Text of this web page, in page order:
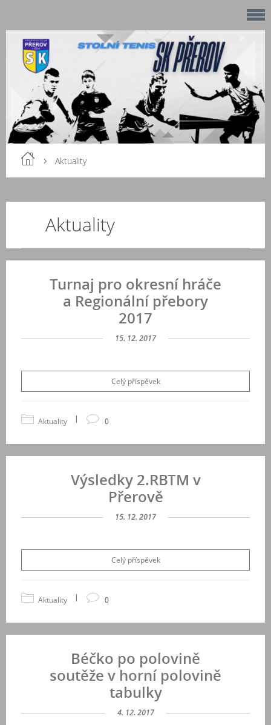
Aktuality
Aktuality
Turnaj pro okresní hráče
a Regionální přebory
2017
15. 12. 2017
Celý příspěvek
Aktuality | 0
Výsledky 2.RBTM v
Přerově
15. 12. 2017
Celý příspěvek
Aktuality | 0
Béčko po polovině
soutěže v horní polovině
tabulky
4. 12. 2017